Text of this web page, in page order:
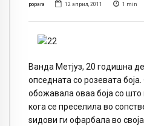
popara 12 април, 2011 1 min
Ванда Метјуз, 20 годишна
опседната со розевата
обожавала оваа боја со што
кога се преселила во
ѕидови ги офарбала во